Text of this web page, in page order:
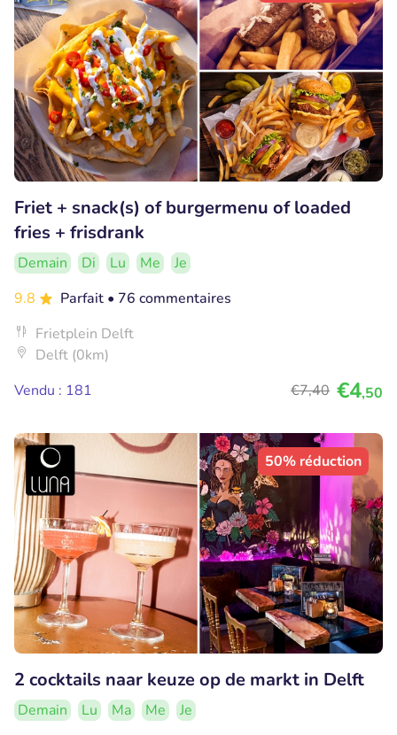
Friet + snack(s) of burgermenu of loaded
fries + frisdrank
Demain Di Lu Me
Je
9.8
Parfait • 76 commentaires
Frietplein Delft
Delft (0km)
Vendu : 181
€7,40 €4,50
50% réduction
2 cocktails naar keuze op de markt in Delft
Demain Lu Ma Me
Je